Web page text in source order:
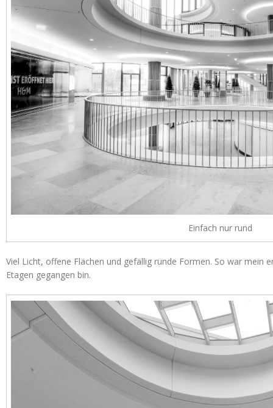
Einfach nur rund
Viel Licht, offene Flächen und gefällig runde Formen. So war mein
Etagen gegangen bin.